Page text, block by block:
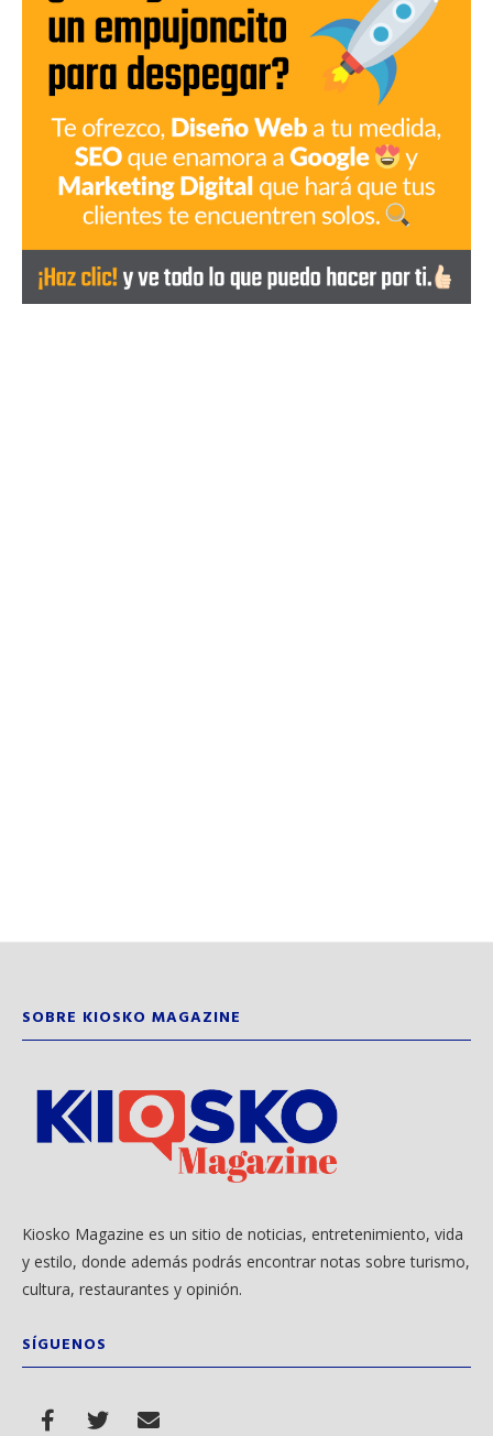
SOBRE KIOSKO MAGAZINE
Kiosko Magazine es un sitio de noticias, entretenimiento, vida
y estilo, donde además podrás encontrar notas sobre turismo,
cultura, restaurantes y opinión.
SÍGUENOS